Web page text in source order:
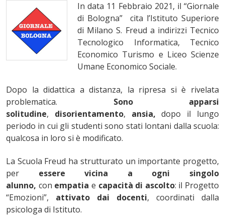
In data 11 Febbraio 2021, il “Giornale
di Bologna” cita l’Istituto Superiore
di Milano S. Freud a indirizzi Tecnico
Tecnologico Informatica, Tecnico
Economico Turismo e Liceo Scienze
Umane Economico Sociale.
Dopo la didattica a distanza, la ripresa si è rivelata
problematica. Sono apparsi
solitudine, disorientamento, ansia,dopo il lungo
periodo in cui gli studenti sono stati lontani dalla scuola:
qualcosa in loro si è modificato.
La Scuola Freud ha strutturato un importante progetto,
per essere vicina a ogni singolo
alunno, con empatia e capacità di ascolto: il Progetto
“Emozioni”, attivato dai docenti, coordinati dalla
psicologa di Istituto.